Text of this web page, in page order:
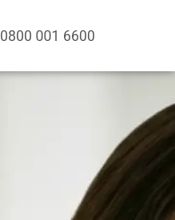
0800 001 6600